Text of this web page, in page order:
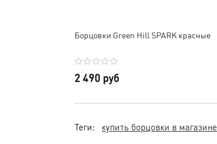
Борцовки Green Hill SPARK красные
2 490 руб
Теги: купить борцовки в магазине